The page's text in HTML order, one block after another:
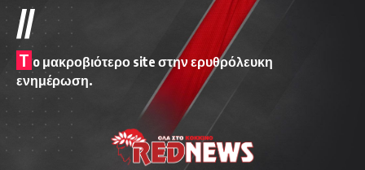
//
T o μακροβιότερο site στην ερυθρόλευκη
ενημέρωση.